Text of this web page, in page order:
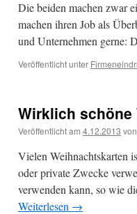
Die beiden machen zwar
machen ihren Job als
und Unternehmen gerne:
Veröffentlicht unter
Wirklich schöne
Veröffentlicht am 4.12.2013 von
Vielen Weihnachtskarten
oder private Zwecke
verwenden kann, so wie
Weiterlesen →